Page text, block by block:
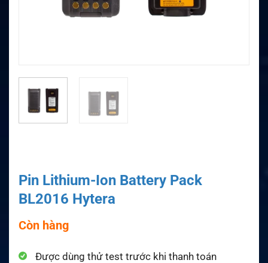
Pin Lithium-Ion Battery Pack
BL2016 Hytera
Còn hàng
Được dùng thử test trước khi thanh toán